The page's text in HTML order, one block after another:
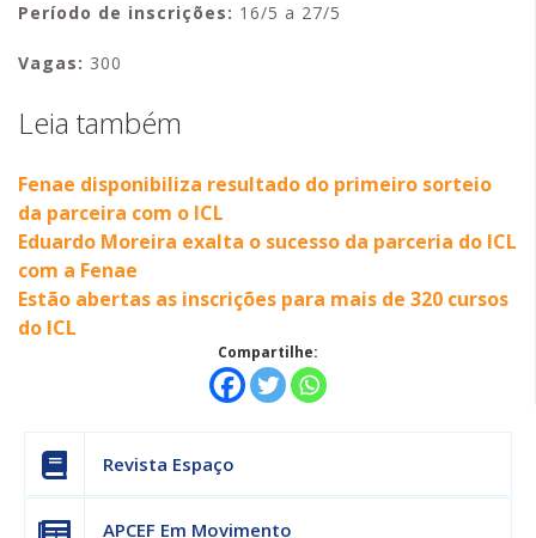
Período de inscrições: 16/5 a 27/5
Vagas: 300
Leia também
Fenae disponibiliza resultado do primeiro sorteio
da parceira com o ICL
Eduardo Moreira exalta o sucesso da parceria do ICL
com a Fenae
Estão abertas as inscrições para mais de 320 cursos
do ICL
Compartilhe:
Revista Espaço
APCEF Em Movimento